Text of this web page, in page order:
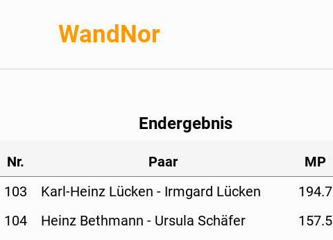
WandNor
Endergebnis
Nr. Paar MP
103 Karl-Heinz Lücken - Irmgard Lücken 194.7
104 Heinz Bethmann - Ursula Schäfer 157.5